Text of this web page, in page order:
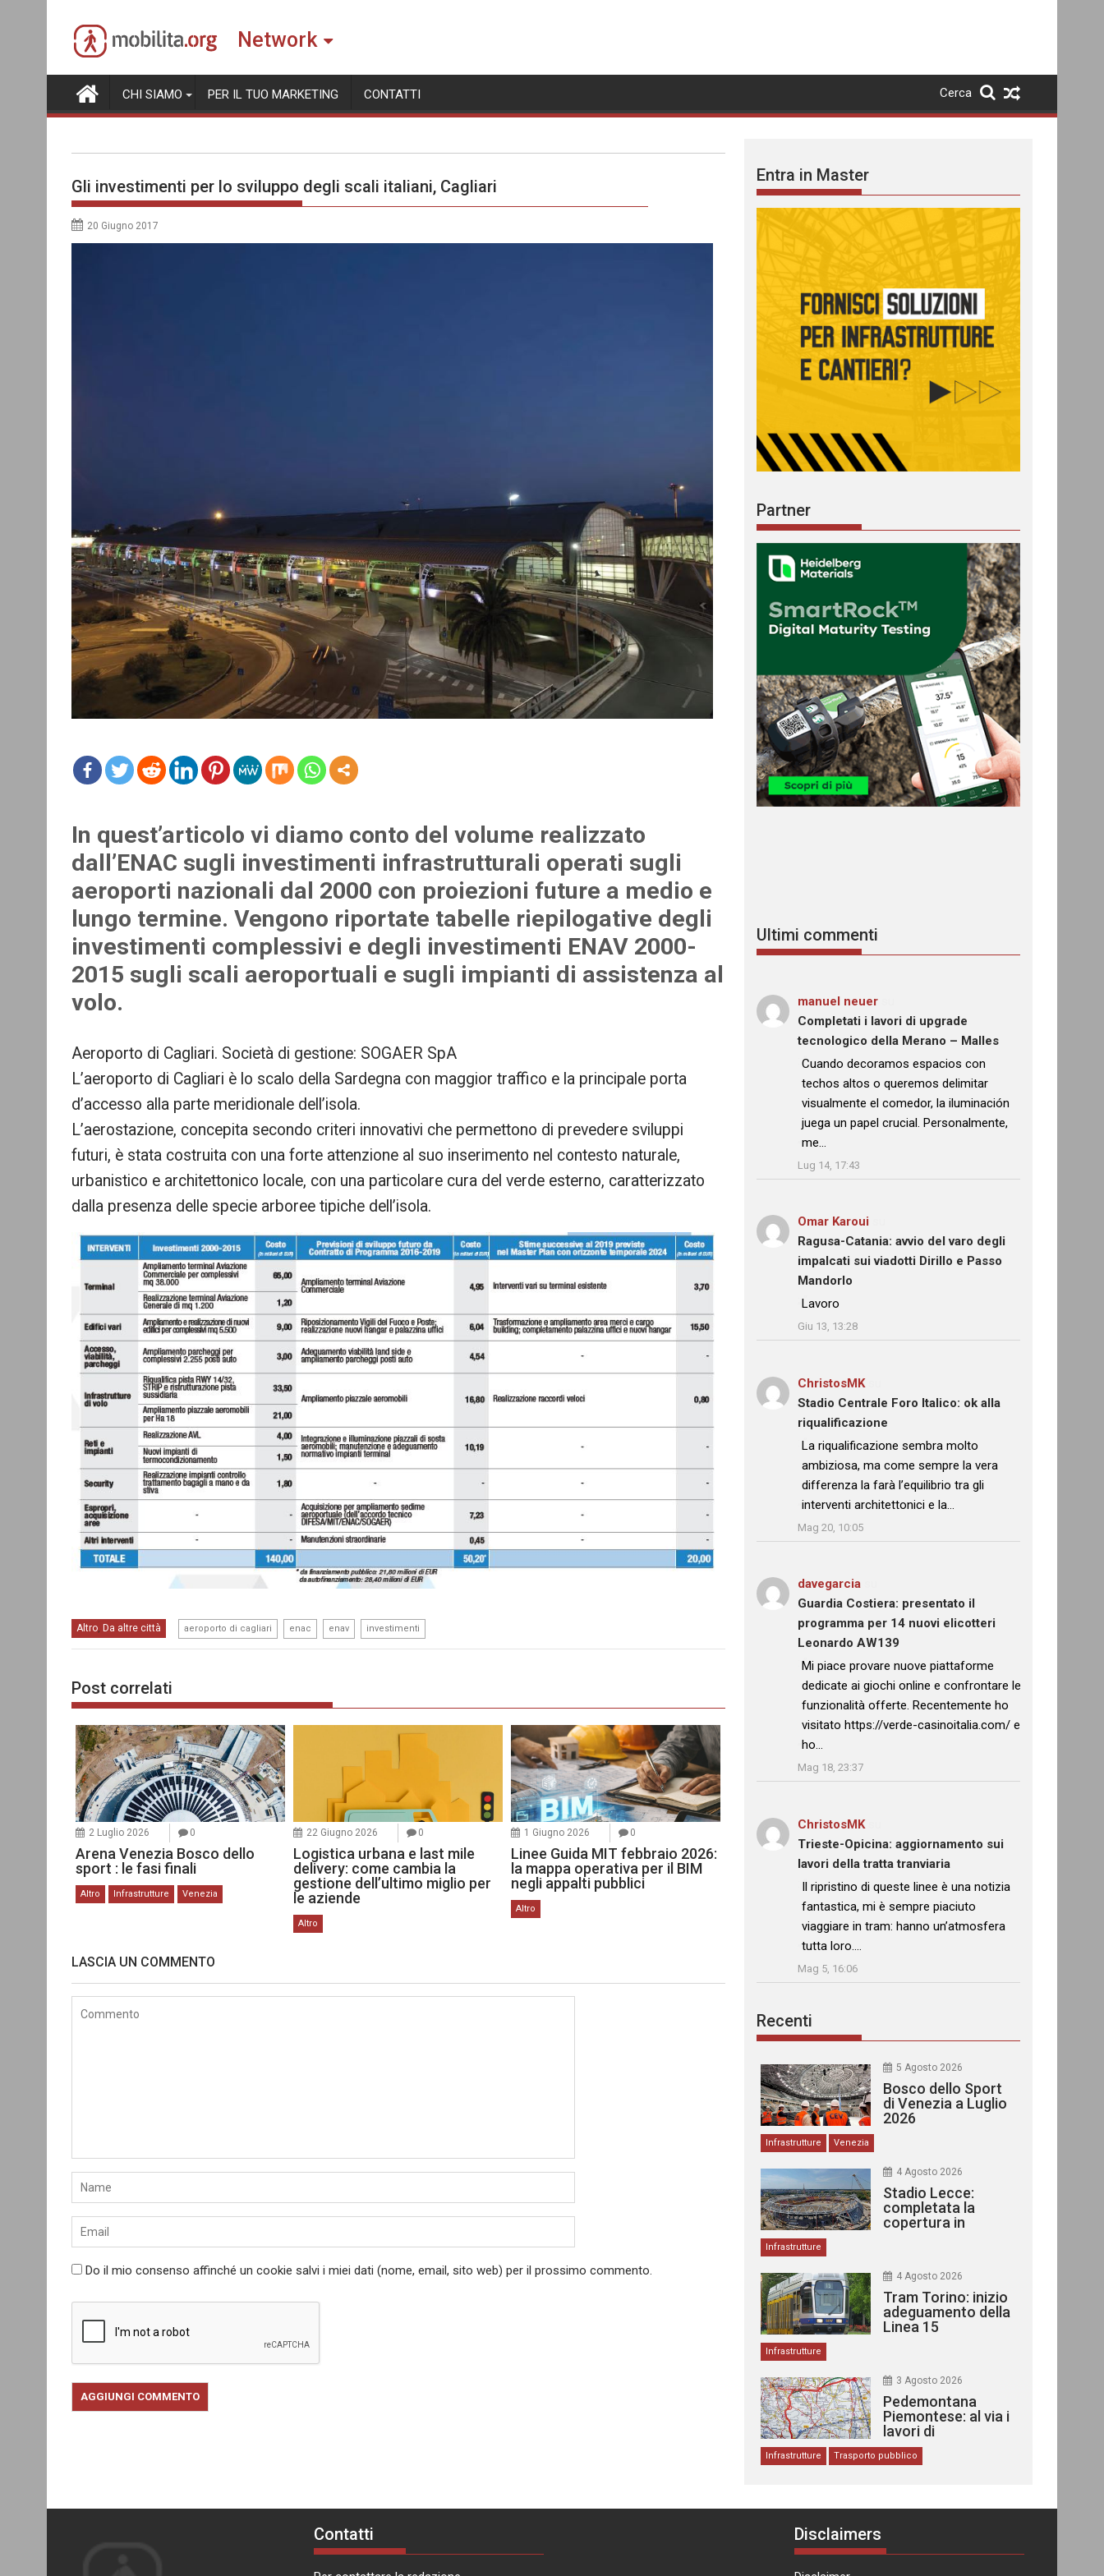
content
Network
CHI SIAMO PER IL TUO MARKETING CONTATTI Cerca
Gli investimenti per lo sviluppo degli scali italiani, Cagliari
20 Giugno 2017
In quest’articolo vi diamo conto del volume realizzato
dall’ENAC sugli investimenti infrastrutturali operati sugli
aeroporti nazionali dal 2000 con proiezioni future a medio e
lungo termine. Vengono riportate tabelle riepilogative degli
investimenti complessivi e degli investimenti ENAV 2000-
2015 sugli scali aeroportuali e sugli impianti di assistenza al
volo.
Aeroporto di Cagliari. Società di gestione: SOGAER SpA
L’aeroporto di Cagliari è lo scalo della Sardegna con maggior traffico e la principale porta
d’accesso alla parte meridionale dell’isola.
L’aerostazione, concepita secondo criteri innovativi che permettono di prevedere sviluppi
futuri, è stata costruita con una forte attenzione al suo inserimento nel contesto naturale,
urbanistico e architettonico locale, con una particolare cura del verde esterno, caratterizzato
dalla presenza delle specie arboree tipiche dell’isola.
Altro, Da altre città aeroporto di cagliari enac enav investimenti
Post correlati
2 Luglio 2026 0
Arena Venezia Bosco dello
sport : le fasi finali
Altro Infrastrutture Venezia
22 Giugno 2026 0
Logistica urbana e last mile
delivery: come cambia la
gestione dell’ultimo miglio per
le aziende
Altro
1 Giugno 2026 0
Linee Guida MIT febbraio 2026:
la mappa operativa per il BIM
negli appalti pubblici
Altro
LASCIA UN COMMENTO
Do il mio consenso affinché un cookie salvi i miei dati (nome, email, sito web) per il prossimo commento.
Entra in Master
Partner
Ultimi commenti
manuel neuer
Completati i lavori di upgrade
tecnologico della Merano – Malles
: “
Cuando decoramos espacios con
techos altos o queremos delimitar
visualmente el comedor, la iluminación
juega un papel crucial. Personalmente,
me…
Lug 14, 17:43
Omar Karoui
Ragusa-Catania: avvio del varo degli
impalcati sui viadotti Dirillo e Passo
Mandorlo
: “Lavoro
Giu 13, 13:28
ChristosMKsu
Stadio Centrale Foro Italico: ok alla
riqualificazione
: “La riqualificazione sembra molto
ambiziosa, ma come sempre la vera
differenza la farà l’equilibrio tra gli
interventi architettonici e la…
Mag 20, 10:05
davegarcia
Guardia Costiera: presentato il
programma per 14 nuovi elicotteri
Leonardo AW139
: “
Mi piace provare nuove piattaforme
dedicate ai giochi online e confrontare le
funzionalità offerte. Recentemente ho
visitato https://verde-casinoitalia.com/ e
ho…
Mag 18, 23:37
ChristosMKsu
Trieste-Opicina: aggiornamento sui
lavori della tratta tranviaria
: “
Il ripristino di queste linee è una notizia
fantastica, mi è sempre piaciuto
viaggiare in tram: hanno un’atmosfera
tutta loro.…
Mag 5, 16:06
Recenti
5 Agosto 2026
Bosco dello Sport
di Venezia a Luglio
2026
Infrastrutture Venezia
4 Agosto 2026
Stadio Lecce:
completata la
copertura in
Infrastrutture
4 Agosto 2026
Tram Torino: inizio
adeguamento della
Linea 15
Infrastrutture
3 Agosto 2026
Pedemontana
Piemontese: al via i
lavori di
costruzione
Infrastrutture Trasporto pubblico
Contatti Disclaimers